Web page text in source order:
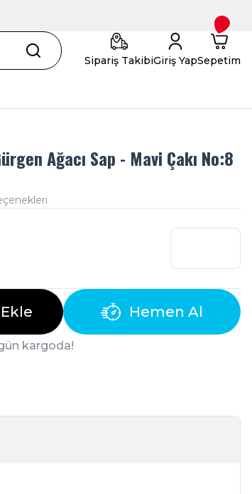
Sipariş TakibiGiriş YapSepetim
Ağacı Sap - Mavi Çakı No:8
Hemen Al
kargoda!